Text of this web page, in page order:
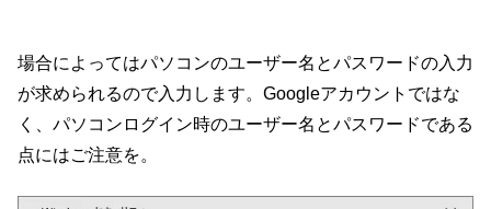
場合によってはパソコンのユーザー名とパスワードの入力
が求められるので入力します。Googleアカウントではな
く、パソコンログイン時のユーザー名とパスワードである
点にはご注意を。